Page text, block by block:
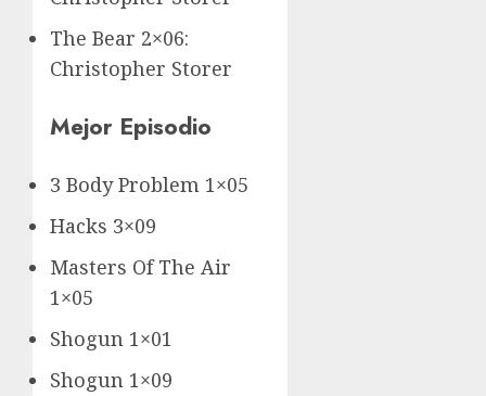
The Bear 2×06:
Christopher Storer
Mejor Episodio
3 Body Problem 1×05
Hacks 3×09
Masters Of The Air
1×05
Shogun 1×01
Shogun 1×09